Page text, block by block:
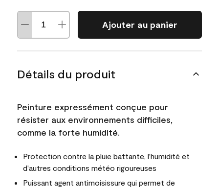
Ajouter au panier
Détails du produit
Peinture expressément conçue pour
résister aux environnements difficiles,
comme la forte humidité.
Protection contre la pluie battante, l'humidité et
d'autres conditions météo rigoureuses
Puissant agent antimoisissure qui permet de